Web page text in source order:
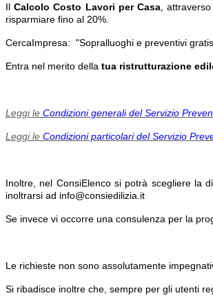
IlCalcolo Costo Lavori per Casa ,
risparmiare fino al 20%.
CercaImpresa: "Sopralluoghi e preventivi
Entra nel merito della tua ristrutturazione
Leggi le Condizioni generali del Servizio
Leggi le Condizioni particolari del Servizio
Inoltre, nel ConsiElenco si potrà scegliere la
inoltrarsi ad info@consiedilizia.it
Se invece vi occorre una consulenza per la
Le richieste non sono assolutamente
Si ribadisce inoltre che, sempre per gli utenti